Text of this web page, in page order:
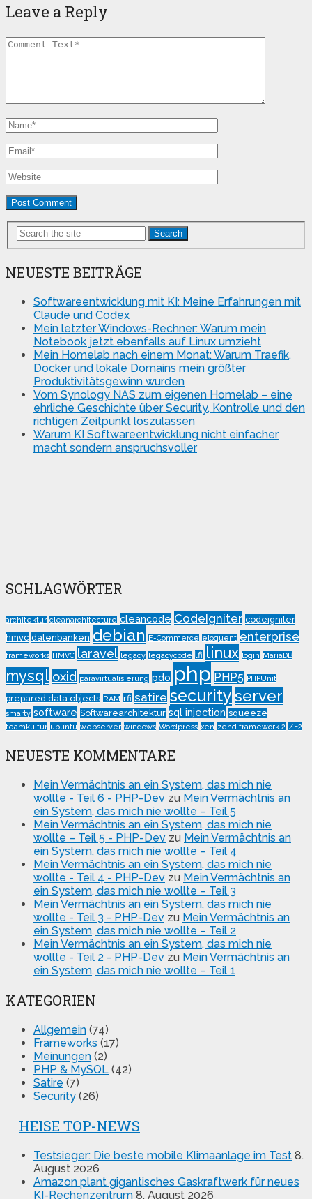
Leave a Reply
Search
NEUESTE BEITRÄGE
Softwareentwicklung mit KI: Meine Erfahrungen mit
Claude und Codex
Mein letzter Windows-Rechner: Warum mein
Notebook jetzt ebenfalls auf Linux umzieht
Mein Homelab nach einem Monat: Warum Traefik,
Docker und lokale Domains mein größter
Produktivitätsgewinn wurden
Vom Synology NAS zum eigenen Homelab – eine
ehrliche Geschichte über Security, Kontrolle und den
richtigen Zeitpunkt loszulassen
Warum KI Softwareentwicklung nicht einfacher
macht sondern anspruchsvoller
SCHLAGWÖRTER
architektur cleanarchitecture cleancode CodeIgniter codeigniter
hmvc datenbanken debian E-Commerce eloquent enterprise
frameworks HMVC laravel legacy legacycode lfi linux login MariaDB
mysql oxid paravirtualisierung pdo php PHP5 PHPUnit
prepared data objects RAM rfi satire securityserver
smarty software Softwarearchitektur sql injection squeeze
teamkultur ubuntu webserver windows Wordpress xen zend framework 2 ZF2
NEUESTE KOMMENTARE
Mein Vermächtnis an ein System, das mich nie
wollte - Teil 6 - PHP-Dev zu Mein Vermächtnis an
ein System, das mich nie wollte – Teil 5
Mein Vermächtnis an ein System, das mich nie
wollte – Teil 5 - PHP-Dev zu Mein Vermächtnis an
ein System, das mich nie wollte – Teil 4
Mein Vermächtnis an ein System, das mich nie
wollte - Teil 4 - PHP-Dev zu Mein Vermächtnis an
ein System, das mich nie wollte – Teil 3
Mein Vermächtnis an ein System, das mich nie
wollte - Teil 3 - PHP-Dev zu Mein Vermächtnis an
ein System, das mich nie wollte – Teil 2
Mein Vermächtnis an ein System, das mich nie
wollte - Teil 2 - PHP-Dev zu Mein Vermächtnis an
ein System, das mich nie wollte – Teil 1
KATEGORIEN
Allgemein (74)
Frameworks (17)
Meinungen (2)
PHP & MySQL (42)
Satire (7)
Security (26)
HEISE TOP-NEWS
Testsieger: Die beste mobile Klimaanlage im Test 8.
August 2026
Amazon plant gigantisches Gaskraftwerk für neues
KI-Rechenzentrum 8. August 2026